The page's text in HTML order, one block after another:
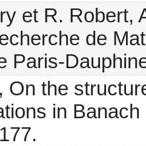
et R. Robert,
de
Paris-
On the
in